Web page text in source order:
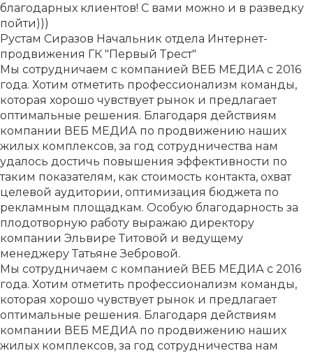
благодарных клиентов! С вами можно и в разведку
пойти)))
Рустам Сиразов Начальник отдела Интернет-
продвижения ГК "Первый Трест"
Мы сотрудничаем с компанией ВЕБ МЕДИА с 2016
года. Хотим отметить профессионализм команды,
которая хорошо чувствует рынок и предлагает
оптимальные решения. Благодаря действиям
компании ВЕБ МЕДИА по продвижению наших
жилых комплексов, за год сотрудничества нам
удалось достичь повышения эффективности по
таким показателям, как стоимость контакта, охват
целевой аудитории, оптимизация бюджета по
рекламным площадкам. Особую благодарность за
плодотворную работу выражаю директору
компании Эльвире Титовой и ведущему
менеджеру Татьяне Зебровой.
Мы сотрудничаем с компанией ВЕБ МЕДИА с 2016
года. Хотим отметить профессионализм команды,
которая хорошо чувствует рынок и предлагает
оптимальные решения. Благодаря действиям
компании ВЕБ МЕДИА по продвижению наших
жилых комплексов, за год сотрудничества нам